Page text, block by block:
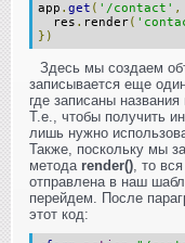
app . get ( '/contact' ,
res . render(
})
Здесь мы создаем
записывается еще
где записаны
Т.е., чтобы получить
лишь нужно
Также, поскольку мы
метода render(), то
отправлена в наш
перейдем. После
этот код: